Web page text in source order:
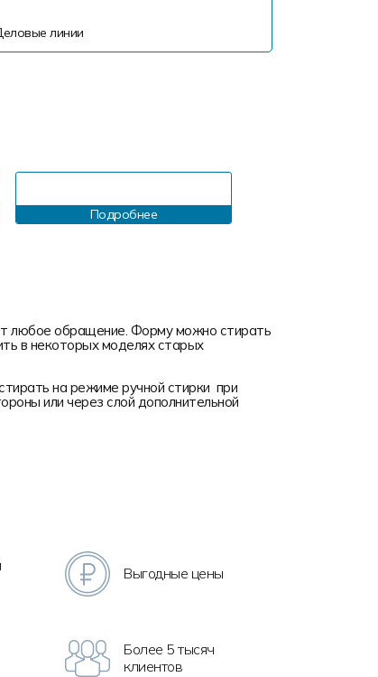
линии
Подробнее
любое обращение. Форму можно стирать
в некоторых моделях старых
на режиме ручной стирки при
или через слой дополнительной
Выгодные цены
Более 5 тысяч
клиентов